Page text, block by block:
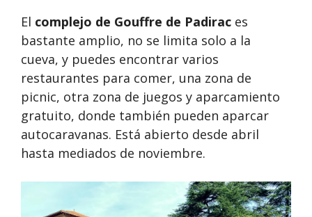
El complejo de Gouffre de Padirac es
bastante amplio, no se limita solo a la
cueva, y puedes encontrar varios
restaurantes para comer, una zona de
picnic, otra zona de juegos y aparcamiento
gratuito, donde también pueden aparcar
autocaravanas. Está abierto desde abril
hasta mediados de noviembre.